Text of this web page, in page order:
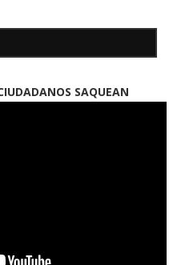
SAQUEAN